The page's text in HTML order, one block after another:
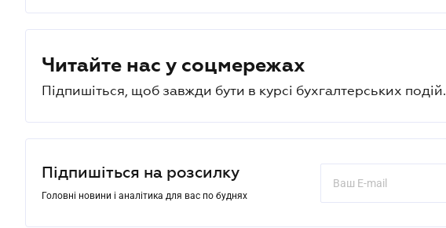
Читайте нас у соцмережах
Підпишіться, щоб завжди бути в курсі бухгалтерських подій.
Підпишіться на розсилку
Головні новини і аналітика для вас по буднях